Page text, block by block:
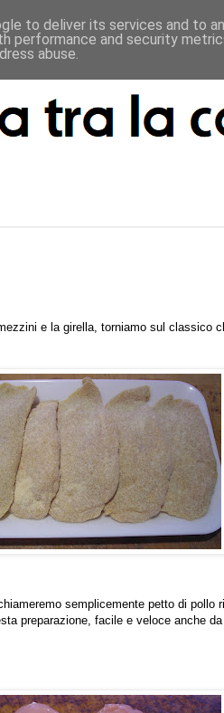
e la girella , torniamo sul classico
semplicemente petto di pollo
preparazione, facile e veloce anche
to deliver its services and to
performance and security
abuse.